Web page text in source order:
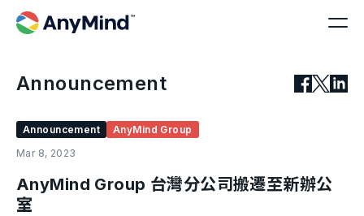
Announcement
Announcement
AnyMind Group
Mar 8, 2023
AnyMind Group 台灣分公司搬遷至新辦公
室